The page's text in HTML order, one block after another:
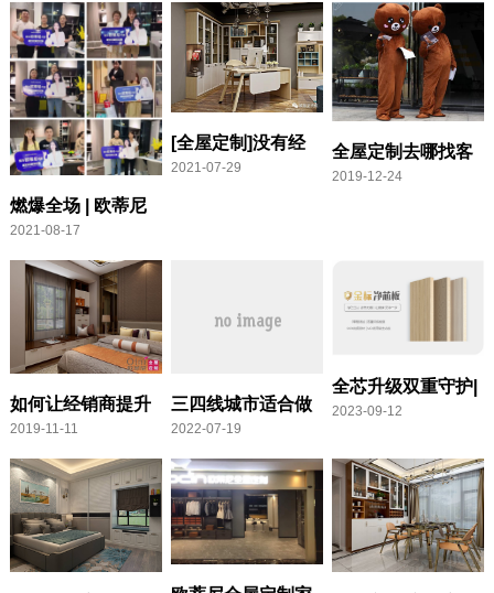
燃爆全场 | 欧蒂尼
618年中大促活动
圆满收官
2021-08-17
[全屋定制]没有经
验怎么开全屋定制
2021-07-29
全屋定制去哪找客
户，全屋定制小区
2019-12-24
如何让经销商提升
门店业绩
2019-11-11
三四线城市适合做
什么项目（在四线
城市做什么生意好
赚钱）
2022-07-19
全芯升级双重守护|
欧蒂尼『金标净芯
2023-09-12